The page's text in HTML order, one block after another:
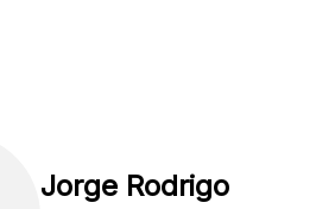
Jorge Rodrigo